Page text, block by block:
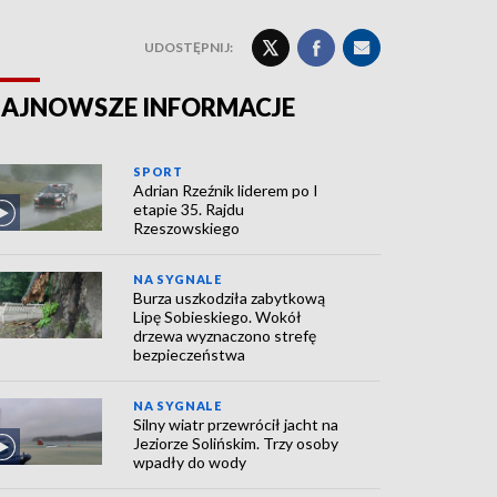
UDOSTĘPNIJ:
INFORMACJE
SPORT
Adrian Rzeźnik liderem po I
etapie 35. Rajdu
Rzeszowskiego
NA SYGNALE
Burza uszkodziła zabytkową
Lipę Sobieskiego. Wokół
drzewa wyznaczono strefę
bezpieczeństwa
NA SYGNALE
Silny wiatr przewrócił jacht na
Jeziorze Solińskim. Trzy osoby
wpadły do wody